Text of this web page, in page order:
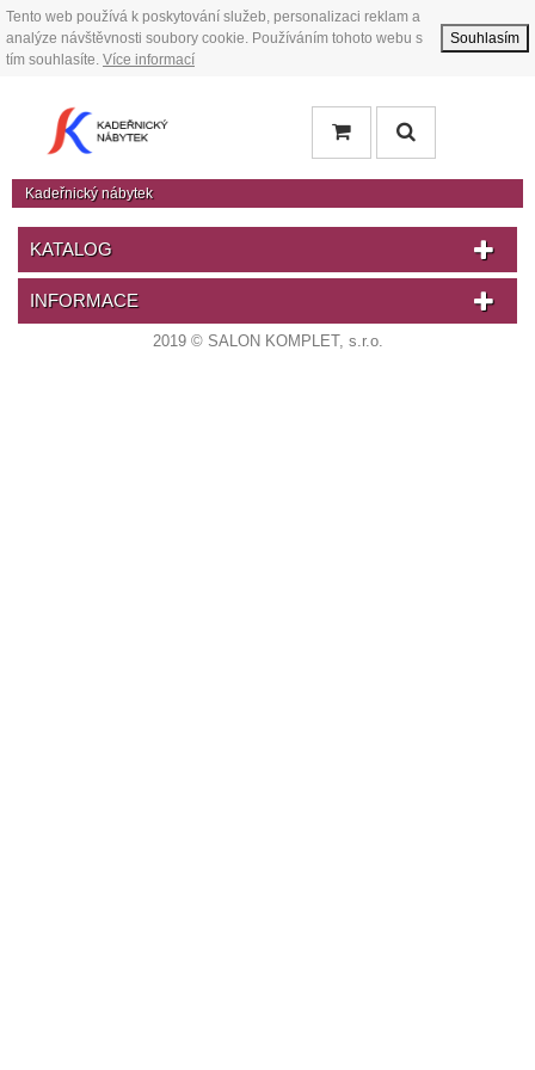
Tento web používá k poskytování služeb, personalizaci reklam a
analýze návštěvnosti soubory cookie. Používáním tohoto webu s
tím souhlasíte. Více informací
Souhlasím
Kadeřnický nábytek
KATALOG
INFORMACE
2019 © SALON KOMPLET, s.r.o.